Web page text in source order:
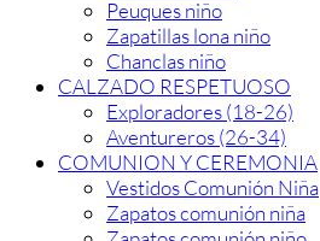
Peuques niño
Zapatillas lona niño
Chanclas niño
CALZADO RESPETUOSO
Exploradores (18-26)
Aventureros (26-34)
COMUNION Y CEREMONIA
Vestidos Comunión Niña
Zapatos comunión niña